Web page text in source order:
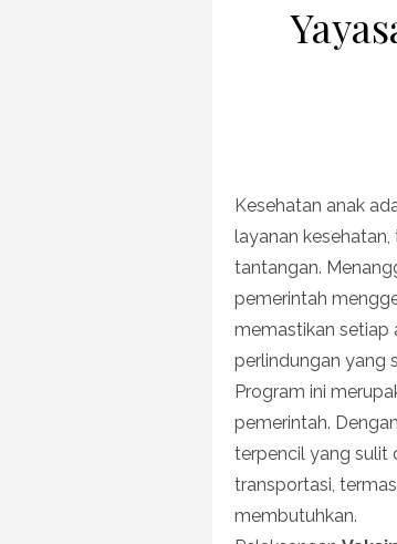
Kesehatan anak
layanan
tantangan.
pemerintah
memastikan setiap
perlindungan yang
Program ini
pemerintah.
terpencil yang sulit
transportasi,
membutuhkan.